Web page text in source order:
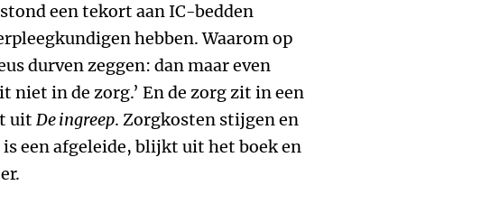
een tekort aan IC-bedden
hebben. Waarom op
durven zeggen: dan maar even
niet in de zorg.’ En de zorg zit in een
uit De ingreep. Zorgkosten stijgen en
is een afgeleide, blijkt uit het boek en